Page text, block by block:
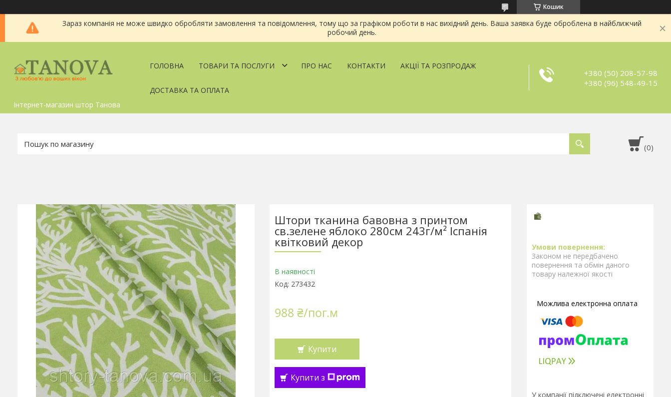
Кошик
Зараз компанія не може швидко обробляти замовлення та повідомлення, тому що за графіком роботи в нас вихідний день. Ваша заявка буде оброблена в найближчий
робочий день.
Інтернет-магазин штор Танова
ГОЛОВНА ТОВАРИ ТА ПОСЛУГИ ПРО НАС КОНТАКТИ АКЦІЇ ТА РОЗПРОДАЖ
ДОСТАВКА ТА ОПЛАТА
+380 (50) 208-57-98
+380 (96) 548-49-15
Штори тканина бавовна з принтом
св.зелене яблоко 280см 243г/м² Іспанія
квітковий декор
В наявності
Код: 273432
988 ₴/пог.м
Купити
Купити з
Законом не передбачено
повернення та обмін даного
товару належної якості
У компанії підключені електронні